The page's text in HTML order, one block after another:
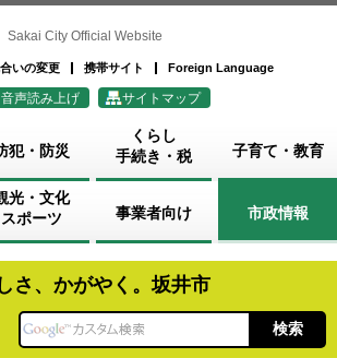
Sakai City Official Website
いの変更 携帯サイト Foreign Language
音声読み上げ サイトマップ
犯・防災
くらし
手続き・税
子育て・教育
光・文化
スポーツ
事業者向け 市政情報
さ、かがやく。坂井市